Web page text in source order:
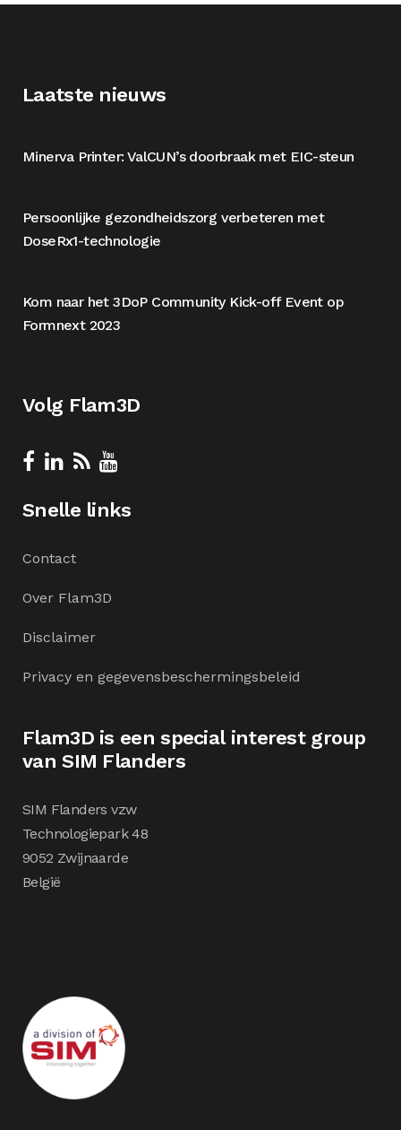
Laatste nieuws
Minerva Printer: ValCUN’s doorbraak met EIC-steun
Persoonlijke gezondheidszorg verbeteren met
DoseRx1-technologie
Kom naar het 3DoP Community Kick-off Event op
Formnext 2023
Volg Flam3D
Snelle links
Contact
Over Flam3D
Disclaimer
Privacy en gegevensbeschermingsbeleid
Flam3D is een special interest group
van SIM Flanders
SIM Flanders vzw
Technologiepark 48
9052 Zwijnaarde
België